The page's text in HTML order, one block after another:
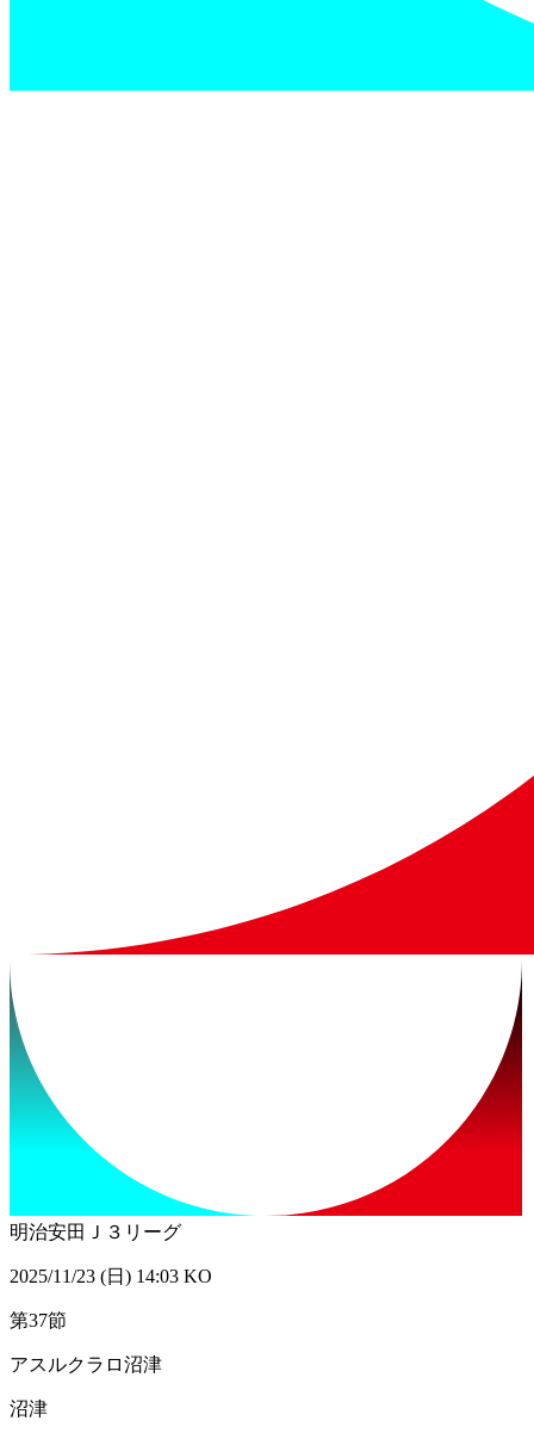
明治安田Ｊ３リーグ
2025/11/23 (日) 14:03 KO
第37節
アスルクラロ沼津
沼津